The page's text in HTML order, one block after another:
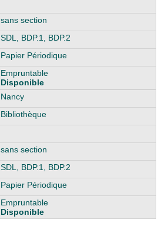
sans section
SDL, BDP.1, BDP.2
Papier Périodique
Empruntable
Disponible
Nancy
Bibliothèque
sans section
SDL, BDP.1, BDP.2
Papier Périodique
Empruntable
Disponible